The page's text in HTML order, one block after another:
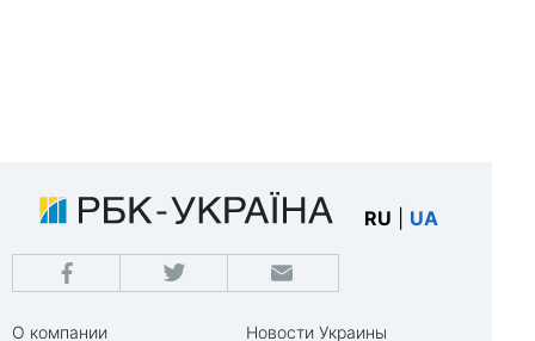
RU UA
О компании
Новости Украины